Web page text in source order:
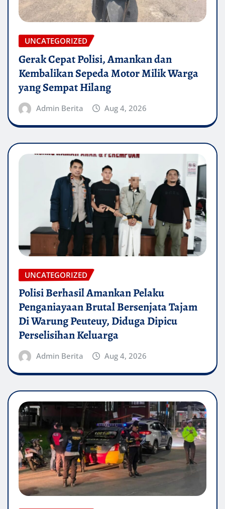
UNCATEGORIZED
Gerak Cepat Polisi, Amankan dan
Kembalikan Sepeda Motor Milik Warga
yang Sempat Hilang
Admin Berita Aug 4, 2026
UNCATEGORIZED
Polisi Berhasil Amankan Pelaku
Penganiayaan Brutal Bersenjata Tajam
Di Warung Peuteuy, Diduga Dipicu
Perselisihan Keluarga
Admin Berita Aug 4, 2026